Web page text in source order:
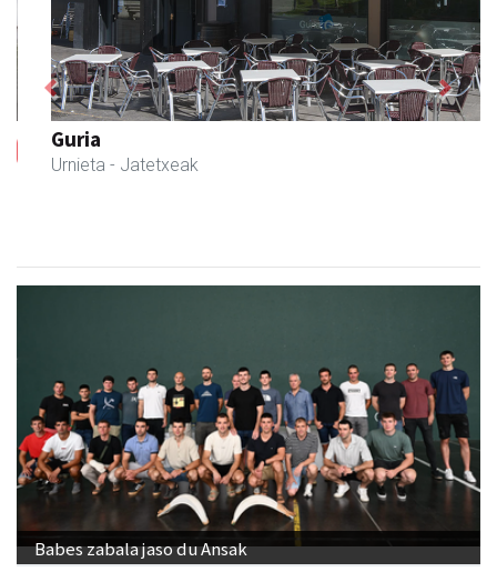
Guria
Urnieta - Jatetxeak
Previous Next
Babes zabala jaso du Ansak